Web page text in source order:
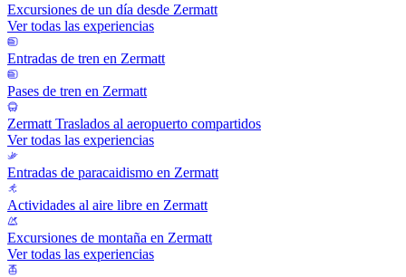
Excursiones de un día desde Zermatt
Ver todas las experiencias
Entradas de tren en Zermatt
Pases de tren en Zermatt
Zermatt Traslados al aeropuerto compartidos
Ver todas las experiencias
Entradas de paracaidismo en Zermatt
Actividades al aire libre en Zermatt
Excursiones de montaña en Zermatt
Ver todas las experiencias